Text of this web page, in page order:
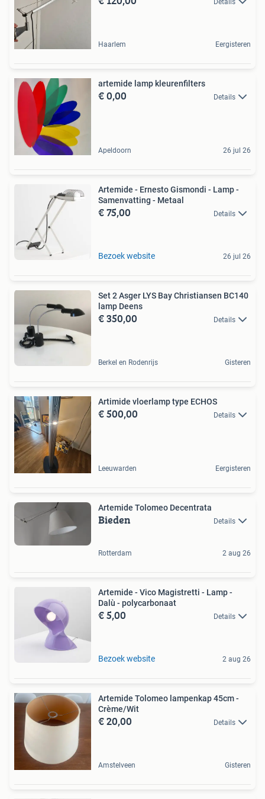
Haarlem Eergisteren
artemide lamp kleurenfilters
€ 0,00 Details
Apeldoorn 26 jul 26
Artemide - Ernesto Gismondi - Lamp -
Samenvatting - Metaal
€ 75,00 Details
Bezoek website 26 jul 26
Set 2 Asger LYS Bay Christiansen BC140
lamp Deens
€ 350,00 Details
Berkel en Rodenrijs Gisteren
Artimide vloerlamp type ECHOS
€ 500,00 Details
Leeuwarden Eergisteren
Artemide Tolomeo Decentrata
Bieden Details
Rotterdam 2 aug 26
Artemide - Vico Magistretti - Lamp -
Dalù - polycarbonaat
€ 5,00 Details
Bezoek website 2 aug 26
Artemide Tolomeo lampenkap 45cm -
Crème/Wit
€ 20,00 Details
Amstelveen Gisteren